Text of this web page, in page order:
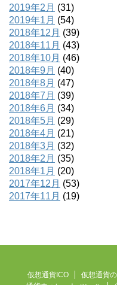
2019年2月 (31)
2019年1月 (54)
2018年12月 (39)
2018年11月 (43)
2018年10月 (46)
2018年9月 (40)
2018年8月 (47)
2018年7月 (39)
2018年6月 (34)
2018年5月 (29)
2018年4月 (21)
2018年3月 (32)
2018年2月 (35)
2018年1月 (20)
2017年12月 (53)
2017年11月 (19)
仮想通貨ICO 仮想通貨